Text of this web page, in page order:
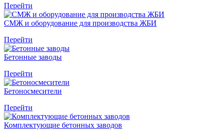
Перейти
СМЖ и оборудование для производства ЖБИ
Перейти
Бетонные заводы
Перейти
Бетоносмесители
Перейти
Комплектующие бетонных заводов